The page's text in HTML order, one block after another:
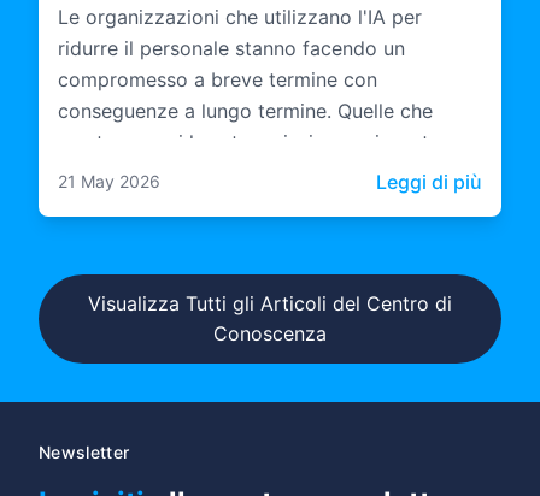
Le organizzazioni che utilizzano l'IA per
ridurre il personale stanno facendo un
compromesso a breve termine con
conseguenze a lungo termine. Quelle che
mantengono i loro team insieme e investono
in come questi team operano con l'IA stanno
21 May 2026 Leggi di più
Visualizza Tutti gli Articoli del Centro di
Conoscenza
Newsletter